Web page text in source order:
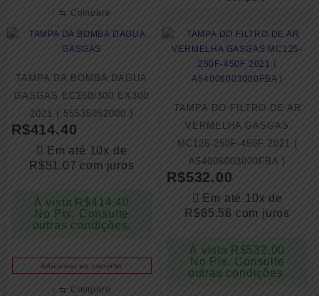
⇆ Compare
TAMPA DA BOMBA DAGUA
GASGAS EC250/300 EX300
2021 ( 55535052000 )
R$414.40
Em até 10x de
R$51.07 com juros
À vista R$414.40
No Pix. Consulte
outras condições.
Adicionar ao carrinho
⇆ Compare
TAMPA DO FILTRO DE AR
VERMELHA GASGAS
MC125-250F-450F 2021 (
A54006003000FBA )
R$532.00
Em até 10x de
R$65.56 com juros
À vista R$532.00
No Pix. Consulte
outras condições.